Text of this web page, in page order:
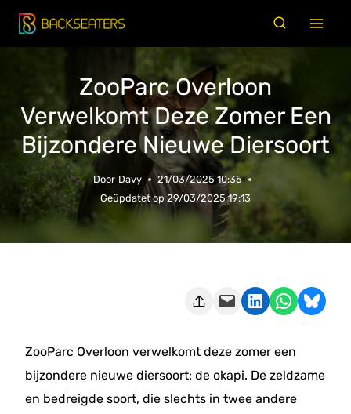
Doorgaan
naar
ZooParc Overloon
Verwelkomt Deze Zomer Een
Bijzondere Nieuwe Diersoort
Door Davy
21/03/2025 10:35
Geüpdatet op 29/03/2025 19:13
Deze pagina e-mailen Delen op LinkedIn Delen via WhatsApp Share on Bluesky
ZooParc Overloon verwelkomt deze zomer een
bijzondere nieuwe diersoort: de okapi. De zeldzame
en bedreigde soort, die slechts in twee andere